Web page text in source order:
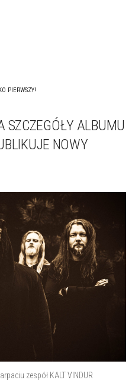
PIERWSZY!
SZCZEGÓŁY ALBUMU
NOWY
zespół KALT VINDUR